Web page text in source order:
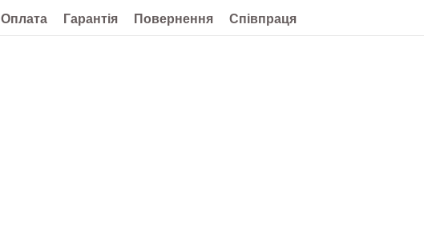
Оплата Гарантія Повернення Співпраця